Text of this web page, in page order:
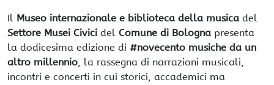
Il Museo internazionale e biblioteca della musica del
Settore Musei Civici del Comune di Bologna presenta
la dodicesima edizione di #novecento musiche da un
altro millennio, la rassegna di narrazioni musicali,
incontri e concerti in cui storici, accademici ma